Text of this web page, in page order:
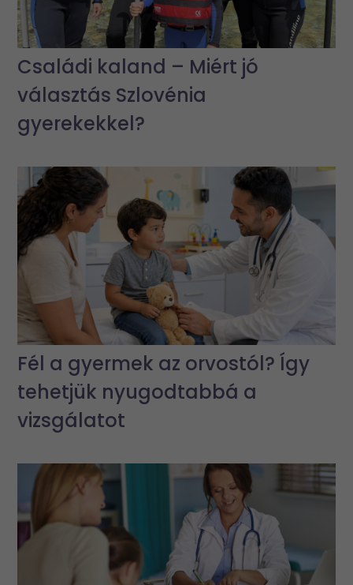
Családi kaland – Miért jó
választás Szlovénia
gyerekekkel?
Fél a gyermek az orvostól? Így
tehetjük nyugodtabbá a
vizsgálatot